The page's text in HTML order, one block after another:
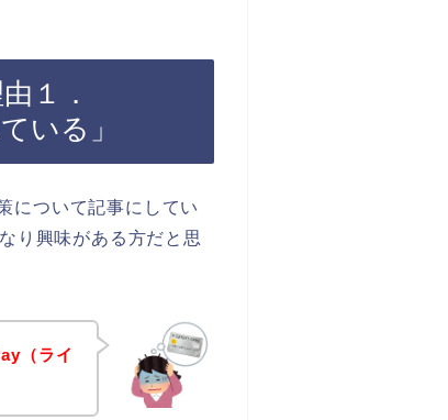
１．
いる」
について記事にしてい
り興味がある方だと思
（ライ